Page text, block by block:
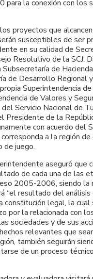
para la conexión con los
proyectos que
susceptibles de ser
en su calidad de
Resolutivo de la SCJ.
de
de Desarrollo Regional y
Superintendencia de
de Valores y
Servicio Nacional de
Presidente de la
con acuerdo del
a la región de
de juego.
aseguró que
de cada una de las
2005-2006, siendo la
“el resultado del
constitución legal, la cual
por la relacionada con
sociedades y de sus
relevantes que
también seguirán
de un proceso